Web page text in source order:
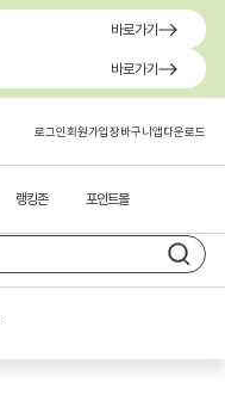
바로가기
바로가기
로그인회원가입장바구니앱다운로드
랭킹존 포인트몰